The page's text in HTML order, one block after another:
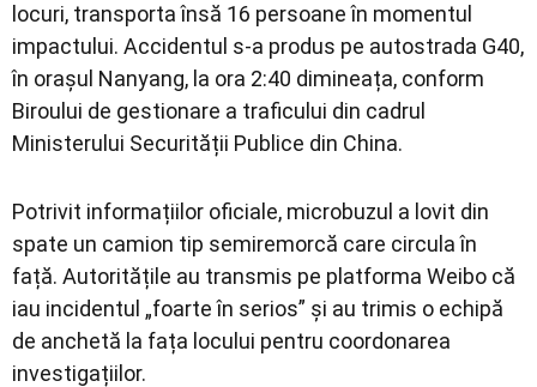
locuri, transporta însă 16 persoane în momentul
impactului. Accidentul s-a produs pe autostrada G40,
în orașul Nanyang, la ora 2:40 dimineața, conform
Biroului de gestionare a traficului din cadrul
Ministerului Securității Publice din China.
Potrivit informațiilor oficiale, microbuzul a lovit din
spate un camion tip semiremorcă care circula în
față. Autoritățile au transmis pe platforma Weibo că
iau incidentul „foarte în serios” și au trimis o echipă
de anchetă la fața locului pentru coordonarea
investigațiilor.